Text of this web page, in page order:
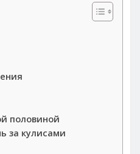
половиной
за кулисами